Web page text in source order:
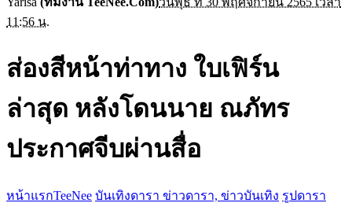
11:56 น.
ส่องสีหน้าท่าทาง ใบเฟิร์น
ล่าสุด หลังโดนนาย ณภัทร
ประกาศจีบผ่านสื่อ
หน้าแรกTeeNee บันเทิงดารา ข่าวดารา, ข่าวบันเทิง รูปดารา